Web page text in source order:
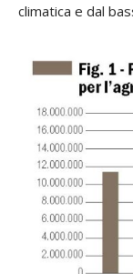
climatica e dal